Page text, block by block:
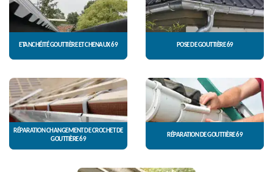
ETANCHÉITÉ GOUTTIÈRE ET CHENAUX 69 POSE DE GOUTTIÈRE 69
RÉPARATION CHANGEMENT DE CROCHET DE
GOUTTIÈRE 69
RÉPARATION DE GOUTTIÈRE 69